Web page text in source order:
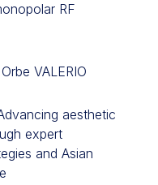
RF
VALERIO
aesthetic
expert
and Asian